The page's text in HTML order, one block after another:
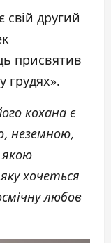
другий
присвятив
грудях».
кохана є
неземною,
хочеться
любов